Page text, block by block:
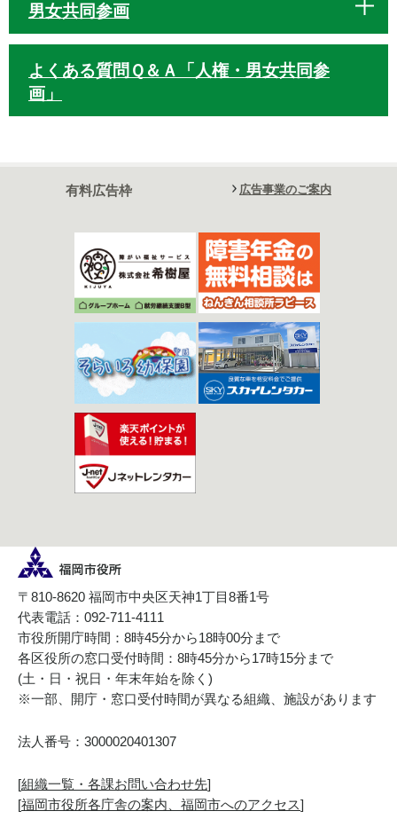
男女共同参画
よくある質問Ｑ＆Ａ「人権・男女共同参
画」
有料広告枠 広告事業のご案内
〒810-8620 福岡市中央区天神1丁目8番1号
代表電話：092-711-4111
市役所開庁時間：8時45分から18時00分まで
各区役所の窓口受付時間：8時45分から17時15分まで
(土・日・祝日・年末年始を除く)
※一部、開庁・窓口受付時間が異なる組織、施設があります
法人番号：3000020401307
[組織一覧・各課お問い合わせ先]
[福岡市役所各庁舎の案内、福岡市へのアクセス]